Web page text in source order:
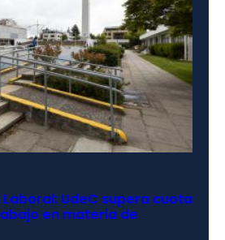
Laboral: UdeC supera cuota
en materia de